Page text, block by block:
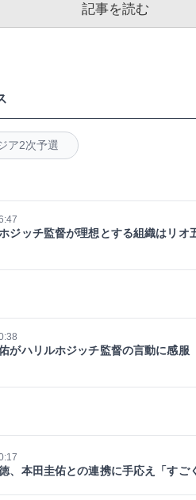
記事を読む
ア2次予選
ジッチ監督が理想とする組織はリオ
がハリルホジッチ監督の言動に感服
、本田圭佑との連携に手応え「すご